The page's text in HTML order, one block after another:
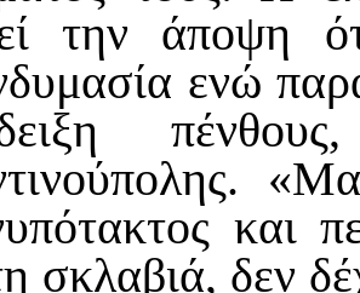
την άποψη
ενώ
και
σκλαβιά, δεν